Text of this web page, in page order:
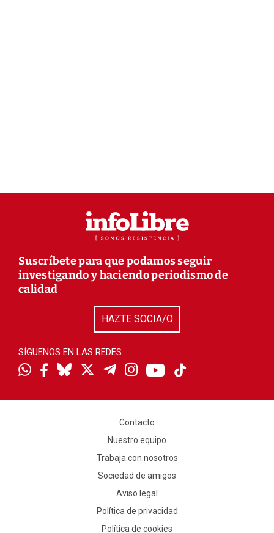
Suscríbete para que podamos seguir
investigando y haciendo periodismo de
calidad
HAZTE SOCIA/O
SÍGUENOS EN LAS REDES
Contacto
Nuestro equipo
Trabaja con nosotros
Sociedad de amigos
Aviso legal
Política de privacidad
Política de cookies